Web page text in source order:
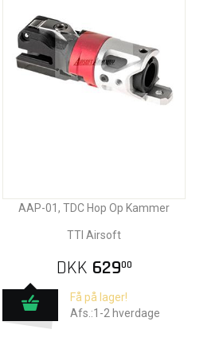
AAP-01, TDC Hop Op Kammer
TTI Airsoft
DKK 62900
Få på lager!
Afs.:1-2 hverdage